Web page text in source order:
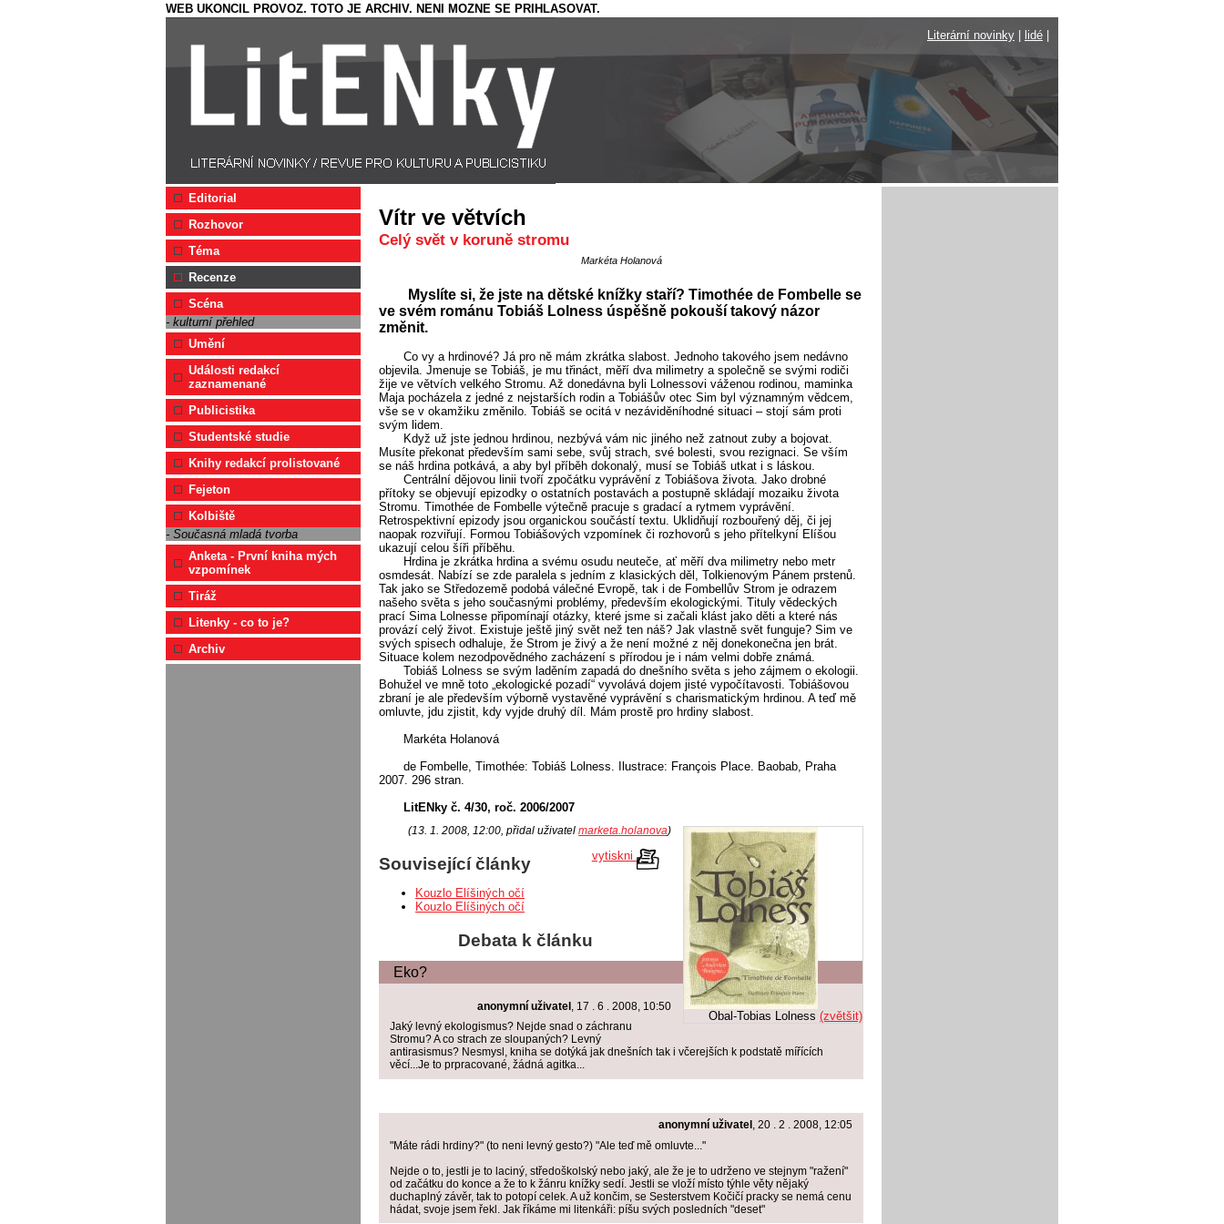
WEB UKONCIL PROVOZ. TOTO JE ARCHIV. NENI MOZNE SE PRIHLASOVAT.
Literární novinky
lidé
Editorial
Rozhovor
Téma
Recenze
Scéna
- kulturní přehled
Umění
Události redakcí
zaznamenané
Publicistika
Studentské studie
Knihy redakcí prolistované
Fejeton
Kolbiště
- Současná mladá tvorba
Anketa - První kniha mých
vzpomínek
Tiráž
Litenky - co to je?
Archiv
Vítr ve větvích
Celý svět v koruně stromu
Markéta Holanová
Myslíte si, že jste na dětské knížky staří? Timothée de Fombelle se
ve svém románu Tobiáš Lolness úspěšně pokouší takový názor
změnit.
Co vy a hrdinové? Já pro ně mám zkrátka slabost. Jednoho takového jsem nedávno
objevila. Jmenuje se Tobiáš, je mu třináct, měří dva milimetry a společně se svými rodiči
žije ve větvích velkého Stromu. Až donedávna byli Lolnessovi váženou rodinou, maminka
Maja pocházela z jedné z nejstarších rodin a Tobiášův otec Sim byl významným vědcem,
vše se v okamžiku změnilo. Tobiáš se ocitá v nezáviděníhodné situaci – stojí sám proti
svým lidem.
Když už jste jednou hrdinou, nezbývá vám nic jiného než zatnout zuby a bojovat.
Musíte překonat především sami sebe, svůj strach, své bolesti, svou rezignaci. Se vším
se náš hrdina potkává, a aby byl příběh dokonalý, musí se Tobiáš utkat i s láskou.
Centrální dějovou linii tvoří zpočátku vyprávění z Tobiášova života. Jako drobné
přítoky se objevují epizodky o ostatních postavách a postupně skládají mozaiku života
Stromu. Timothée de Fombelle výtečně pracuje s gradací a rytmem vyprávění.
Retrospektivní epizody jsou organickou součástí textu. Uklidňují rozbouřený děj, či jej
naopak rozviřují. Formou Tobiášových vzpomínek či rozhovorů s jeho přítelkyní Elíšou
ukazují celou šíři příběhu.
Hrdina je zkrátka hrdina a svému osudu neuteče, ať měří dva milimetry nebo metr
osmdesát. Nabízí se zde paralela s jedním z klasických děl, Tolkienovým Pánem prstenů.
Tak jako se Středozemě podobá válečné Evropě, tak i de Fombellův Strom je odrazem
našeho světa s jeho současnými problémy, především ekologickými. Tituly vědeckých
prací Sima Lolnesse připomínají otázky, které jsme si začali klást jako děti a které nás
provází celý život. Existuje ještě jiný svět než ten náš? Jak vlastně svět funguje? Sim ve
svých spisech odhaluje, že Strom je živý a že není možné z něj donekonečna jen brát.
Situace kolem nezodpovědného zacházení s přírodou je i nám velmi dobře známá.
Tobiáš Lolness se svým laděním zapadá do dnešního světa s jeho zájmem o ekologii.
Bohužel ve mně toto „ekologické pozadí“ vyvolává dojem jisté vypočítavosti. Tobiášovou
zbraní je ale především výborně vystavěné vyprávění s charismatickým hrdinou. A teď mě
omluvte, jdu zjistit, kdy vyjde druhý díl. Mám prostě pro hrdiny slabost.
Markéta Holanová
de Fombelle, Timothée: Tobiáš Lolness. Ilustrace: François Place. Baobab, Praha
2007. 296 stran.
LitENky č. 4/30, roč. 2006/2007
Obal-Tobias Lolness (zvětšit)
(13. 1. 2008, 12:00, přidal uživatelmarketa.holanova)
vytiskni
Související články
Kouzlo Elíšiných očí
Kouzlo Elíšiných očí
Debata k článku
Eko?
anonymní uživatel, 17 . 6 . 2008, 10:50
Jaký levný ekologismus? Nejde snad o záchranu
Stromu? A co strach ze sloupaných? Levný
antirasismus? Nesmysl, kniha se dotýká jak dnešních tak i včerejších k podstatě mířících
věcí...Je to prpracované, žádná agitka...
anonymní uživatel , 20 . 2 . 2008, 12:05
"Máte rádi hrdiny?" (to neni levný gesto?) "Ale teď mě omluvte..."
Nejde o to, jestli je to laciný, středoškolský nebo jaký, ale že je to udrženo ve stejnym "ražení"
od začátku do konce a že to k žánru knížky sedí. Jestli se vloží místo týhle věty nějaký
duchaplný závěr, tak to potopí celek. A už končim, se Sesterstvem Kočičí pracky se nemá cenu
hádat, svoje jsem řekl. Jak říkáme mi litenkáři: píšu svých posledních "deset"